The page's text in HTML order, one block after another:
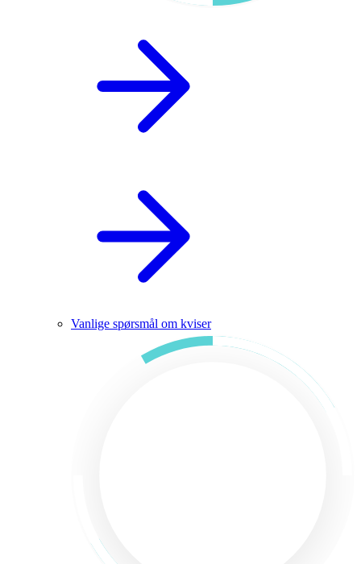
Vanlige spørsmål om kviser